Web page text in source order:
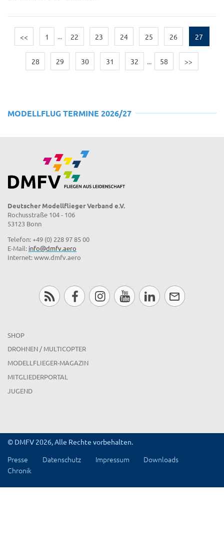
<< 1 ... 22 23 24 25 26 27
28 29 30 31 32 ... 58 >>
MODELLFLUG TERMINE 2026/27
Deutscher Modellflieger Verband e.V.
Rochusstraße 104 - 106
53123 Bonn
Telefon: +49 (0) 228 97 85 00
E-Mail: info@dmfv.aero
Internet: www.dmfv.aero
SHOP
DROHNEN / MULTICOPTER
MODELLFLIEGER-MAGAZIN
MITGLIEDERPORTAL
JUGEND
© DMFV 2026, Alle Rechte vorbehalten.
Presse Datenschutz Impressum
Downloads
Chronik